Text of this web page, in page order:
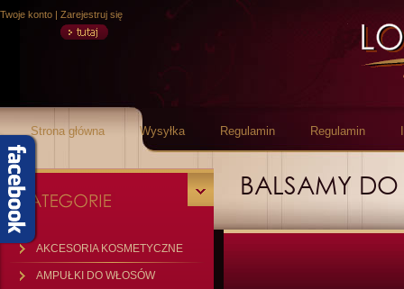
Twoje konto | Zarejestruj się
Strona główna Wysyłka Regulamin Regulamin
AKCESORIA KOSMETYCZNE
AMPUŁKI DO WŁOSÓW
BALSAMY